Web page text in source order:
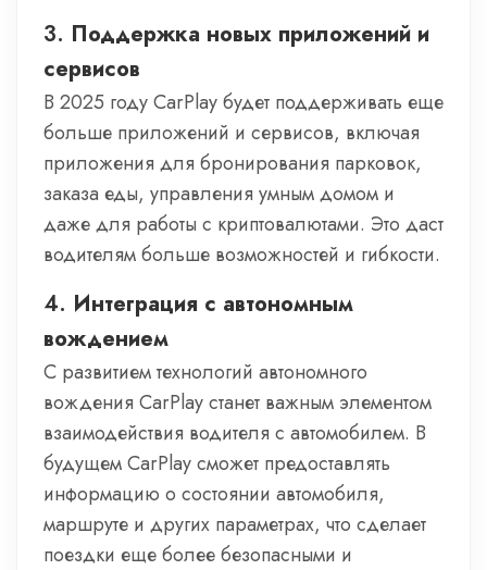
3. Поддержка новых приложений и
сервисов
В 2025 году CarPlay будет поддерживать еще
больше приложений и сервисов, включая
приложения для бронирования парковок,
заказа еды, управления умным домом и
даже для работы с криптовалютами. Это даст
водителям больше возможностей и гибкости.
4. Интеграция с автономным
вождением
С развитием технологий автономного
вождения CarPlay станет важным элементом
взаимодействия водителя с автомобилем. В
будущем CarPlay сможет предоставлять
информацию о состоянии автомобиля,
маршруте и других параметрах, что сделает
поездки еще более безопасными и